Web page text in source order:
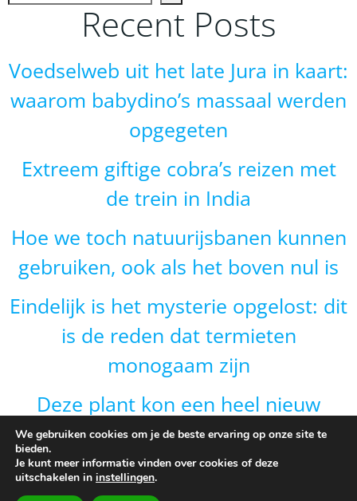
Recent Posts
Voedselweb uit het late Jura in kaart:
waarom babydino’s massaal werden
opgegeten
Extreem giftige cobra’s reizen met
de trein in India
Hoe we toch natuurijsbanen kunnen
gebruiken, ook als het boven nul is
Eindelijk is het mysterie opgelost: dit
is de reden dat termieten
monogaam zijn
Deze plant kon een heel nieuw
gebied veroveren door van vorm te
veranderen en dat is onverwacht
We gebruiken cookies om je de beste ervaring op onze site te
bieden.
Je kunt meer informatie vinden over cookies of deze
uitschakelen in instellingen.